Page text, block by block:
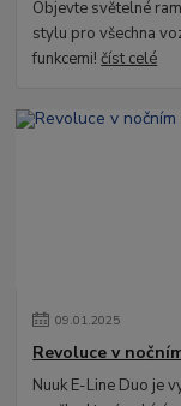
Objevte světelné
stylu pro všechna
funkcemi!číst celé
09.01.2025
Revoluce v
Nuuk E-Line Duo je